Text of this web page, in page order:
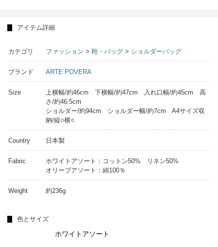
アイテム詳細
カテゴリ ファッション > 鞄・バッグ > ショルダーバッグ
ブランド ARTE POVERA
Size
上横幅/約46cm 下横幅/約47cm 入れ口幅/約45cm 高
さ/約46.5cm
ショルダー/約94cm ショルダー幅/約7cm A4サイズ収
納/縦○横○
Country 日本製
Fabric
ホワイトアソート：コットン50% リネン50%
オリーブアソート：綿100％
Weight 約236g
色とサイズ
ホワイトアソート